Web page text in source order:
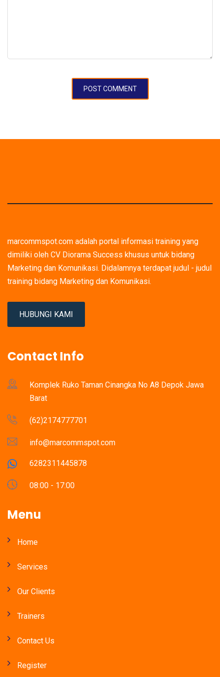
marcommspot.com adalah portal informasi training yang
dimiliki oleh CV Diorama Success khusus untuk bidang
Marketing dan Komunikasi. Didalamnya terdapat judul - judul
training bidang Marketing dan Komunikasi.
HUBUNGI KAMI
Contact Info
Komplek Ruko Taman Cinangka No A8 Depok Jawa
Barat
(62)2174777701
info@marcommspot.com
6282311445878
08:00 - 17:00
Menu
Home
Services
Our Clients
Trainers
Contact Us
Register